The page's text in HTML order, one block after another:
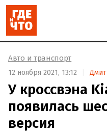
Авто и транспорт
12 ноября 2021, 13:12
У кроссвэна
появилась
версия